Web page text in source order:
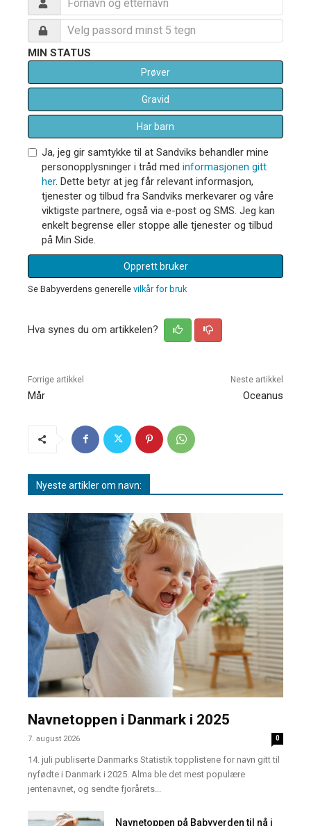
MIN STATUS
Prøver
Gravid
Har barn
Ja, jeg gir samtykke til at Sandviks behandler mine
personopplysninger i tråd med informasjonen gitt
her. Dette betyr at jeg får relevant informasjon,
tjenester og tilbud fra Sandviks merkevarer og våre
viktigste partnere, også via e-post og SMS. Jeg kan
enkelt begrense eller stoppe alle tjenester og tilbud
på Min Side.
Opprett bruker
Se Babyverdens generelle vilkår for bruk
Hva synes du om artikkelen?
Forrige artikkel
Mår
Neste artikkel
Oceanus
Nyeste artikler om navn:
Navnetoppen i Danmark i 2025
7. august 2026 0
14. juli publiserte Danmarks Statistik topplistene for navn gitt til
nyfødte i Danmark i 2025. Alma ble det mest populære
jentenavnet, og sendte fjorårets...
Navnetoppen på Babyverden til nå i